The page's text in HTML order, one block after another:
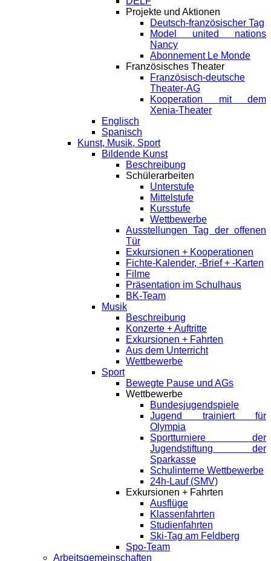
Projekte und Aktionen
Deutsch-französischer Tag
Model united nations
Nancy
Abonnement Le Monde
Französisches Theater
Französisch-deutsche
Theater-AG
Kooperation mit dem
Xenia-Theater
Englisch
Spanisch
Kunst, Musik, Sport
Bildende Kunst
Beschreibung
Schülerarbeiten
Unterstufe
Mittelstufe
Kursstufe
Wettbewerbe
Ausstellungen Tag der offenen
Tür
Exkursionen + Kooperationen
Fichte-Kalender, -Brief + -Karten
Filme
Präsentation im Schulhaus
BK-Team
Musik
Beschreibung
Konzerte + Auftritte
Exkursionen + Fahrten
Aus dem Unterricht
Wettbewerbe
Sport
Bewegte Pause und AGs
Wettbewerbe
Bundesjugendspiele
Jugend trainiert für
Olympia
Sportturniere der
Jugendstiftung der
Sparkasse
Schulinterne Wettbewerbe
24h-Lauf (SMV)
Exkursionen + Fahrten
Ausflüge
Klassenfahrten
Studienfahrten
Ski-Tag am Feldberg
Spo-Team
Arbeitsgemeinschaften